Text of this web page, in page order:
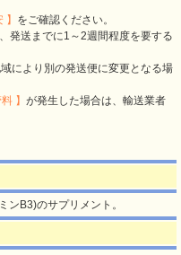
をご確認ください。
発送までに1～2週間程度を要する
により別の発送便に変更となる場
】 が発生した場合は、輸送業者
B3)のサプリメント。